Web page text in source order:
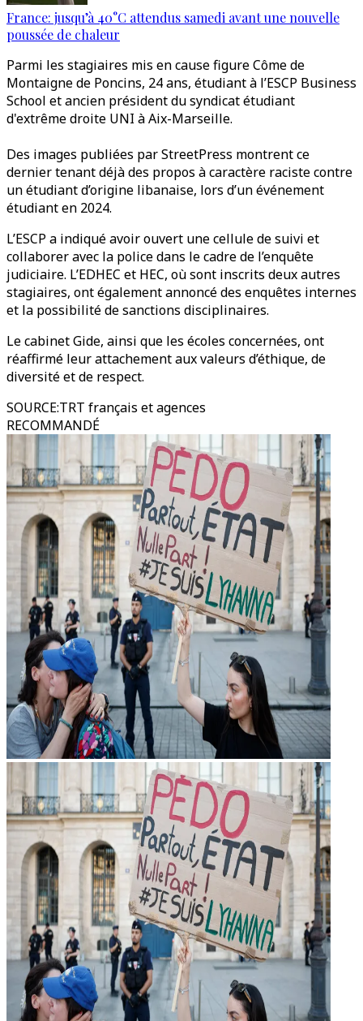
France: jusqu’à 40°C attendus samedi avant une nouvelle
poussée de chaleur
Parmi les stagiaires mis en cause figure Côme de
Montaigne de Poncins, 24 ans, étudiant à l’ESCP Business
School et ancien président du syndicat étudiant
d'extrême droite UNI à Aix-Marseille.
Des images publiées par StreetPress montrent ce
dernier tenant déjà des propos à caractère raciste contre
un étudiant d’origine libanaise, lors d’un événement
étudiant en 2024.
L’ESCP a indiqué avoir ouvert une cellule de suivi et
collaborer avec la police dans le cadre de l’enquête
judiciaire. L’EDHEC et HEC, où sont inscrits deux autres
stagiaires, ont également annoncé des enquêtes internes
et la possibilité de sanctions disciplinaires.
Le cabinet Gide, ainsi que les écoles concernées, ont
réaffirmé leur attachement aux valeurs d’éthique, de
diversité et de respect.
SOURCE:TRT français et agences
RECOMMANDÉ